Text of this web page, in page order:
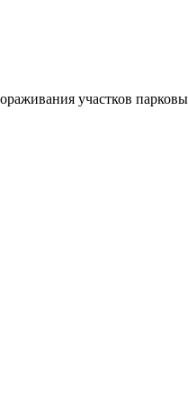
участков